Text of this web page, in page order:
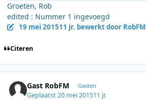
Groeten, Rob
edited : Nummer 1 ingevoegd
19 mei 201511 jr. bewerkt door RobFM
Citeren
Gast RobFM Gasten
Geplaatst20 mei 201511 jr.